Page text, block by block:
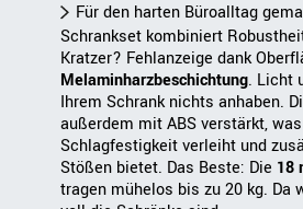
Für den harten Büroalltag
Schrankset kombiniert
Kratzer? Fehlanzeige dank
Melaminharzbeschichtung. Licht
Ihrem Schrank nichts anhaben.
außerdem mit ABS verstärkt,
Schlagfestigkeit verleiht und
Stößen bietet. Das Beste: Die 18
tragen mühelos bis zu 20 kg. Da